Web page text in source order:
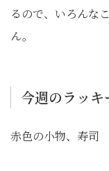
るので、いろんな
ん。
今週のラッキ
赤色の小物、寿司